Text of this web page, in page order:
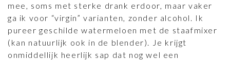
mee, soms met sterke drank erdoor, maar vaker
ga ik voor “virgin” varianten, zonder alcohol. Ik
pureer geschilde watermeloen met de staafmixer
(kan natuurlijk ook in de blender). Je krijgt
onmiddellijk heerlijk sap dat nog wel een